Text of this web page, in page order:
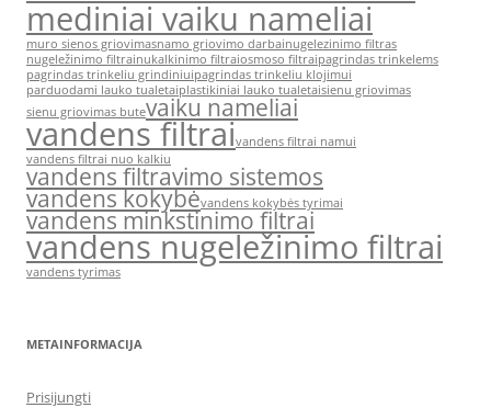
mediniai vaiku nameliai
muro sienos griovimasnamo griovimo darbainugelezinimo filtras
nugeležinimo filtrainukalkinimo filtraiosmoso filtraipagrindas trinkelems
pagrindas trinkeliu grindiniuipagrindas trinkeliu klojimui
parduodami lauko tualetaiplastikiniai lauko tualetaisienu griovimas
sienu griovimas butevaiku nameliai
vandens filtraivandens filtrai namui
vandens filtrai nuo kalkiu
vandens filtravimo sistemos
vandens kokybėvandens kokybės tyrimai
vandens minkstinimo filtrai
vandens nugeležinimo filtrai
vandens tyrimas
METAINFORMACIJA
Prisijungti